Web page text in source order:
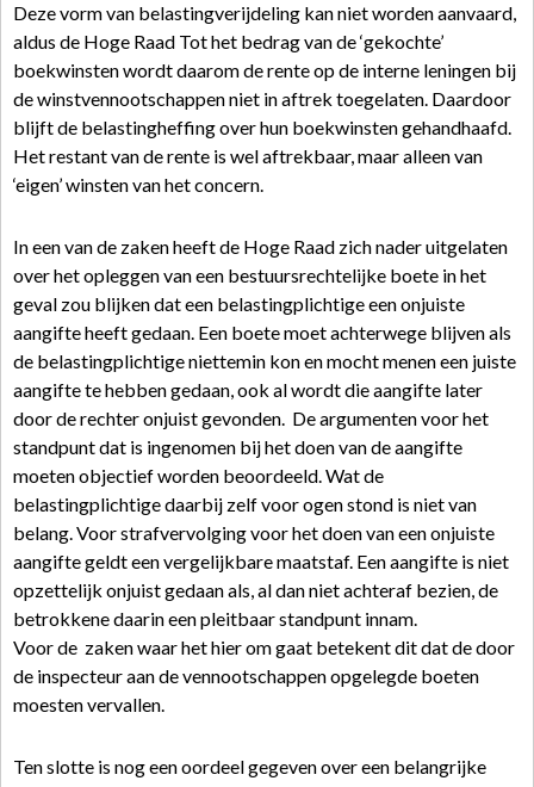
Deze vorm van belastingverijdeling kan niet worden aanvaard,
aldus de Hoge Raad Tot het bedrag van de ‘gekochte’
boekwinsten wordt daarom de rente op de interne leningen bij
de winstvennootschappen niet in aftrek toegelaten. Daardoor
blijft de belastingheffing over hun boekwinsten gehandhaafd.
Het restant van de rente is wel aftrekbaar, maar alleen van
‘eigen’ winsten van het concern.
In een van de zaken heeft de Hoge Raad zich nader uitgelaten
over het opleggen van een bestuursrechtelijke boete in het
geval zou blijken dat een belastingplichtige een onjuiste
aangifte heeft gedaan. Een boete moet achterwege blijven als
de belastingplichtige niettemin kon en mocht menen een juiste
aangifte te hebben gedaan, ook al wordt die aangifte later
door de rechter onjuist gevonden. De argumenten voor het
standpunt dat is ingenomen bij het doen van de aangifte
moeten objectief worden beoordeeld. Wat de
belastingplichtige daarbij zelf voor ogen stond is niet van
belang. Voor strafvervolging voor het doen van een onjuiste
aangifte geldt een vergelijkbare maatstaf. Een aangifte is niet
opzettelijk onjuist gedaan als, al dan niet achteraf bezien, de
betrokkene daarin een pleitbaar standpunt innam.
Voor de zaken waar het hier om gaat betekent dit dat de door
de inspecteur aan de vennootschappen opgelegde boeten
moesten vervallen.
Ten slotte is nog een oordeel gegeven over een belangrijke